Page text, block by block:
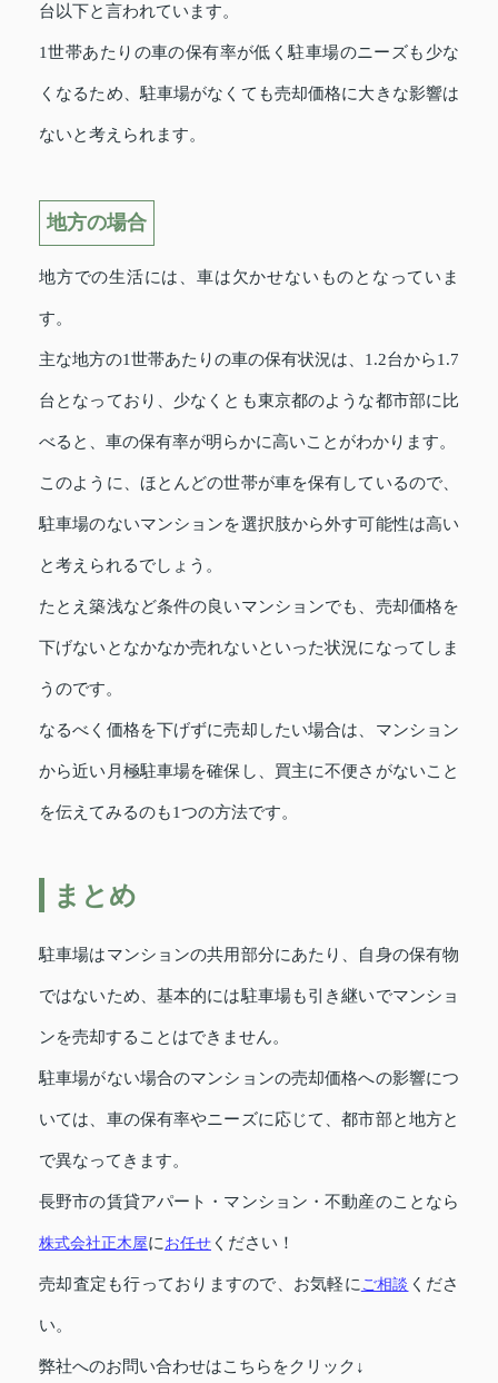
台以下と言われています。
1世帯あたりの車の保有率が低く駐車場のニーズも少な
くなるため、駐車場がなくても売却価格に大きな影響は
ないと考えられます。
地方の場合
地方での生活には、車は欠かせないものとなっていま
す。
主な地方の1世帯あたりの車の保有状況は、1.2台から1.7
台となっており、少なくとも東京都のような都市部に比
べると、車の保有率が明らかに高いことがわかります。
このように、ほとんどの世帯が車を保有しているので、
駐車場のないマンションを選択肢から外す可能性は高い
と考えられるでしょう。
たとえ築浅など条件の良いマンションでも、売却価格を
下げないとなかなか売れないといった状況になってしま
うのです。
なるべく価格を下げずに売却したい場合は、マンション
から近い月極駐車場を確保し、買主に不便さがないこと
を伝えてみるのも1つの方法です。
まとめ
駐車場はマンションの共用部分にあたり、自身の保有物
ではないため、基本的には駐車場も引き継いでマンショ
ンを売却することはできません。
駐車場がない場合のマンションの売却価格への影響につ
いては、車の保有率やニーズに応じて、都市部と地方と
で異なってきます。
長野市の賃貸アパート・マンション・不動産のことなら
株式会社正木屋にお任せ ください！
売却査定も行っておりますので、お気軽に ご相談 くださ
い。
弊社へのお問い合わせはこちらをクリック↓